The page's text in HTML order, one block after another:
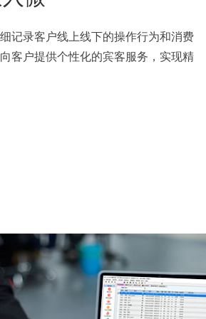
记录客户线上线下的操作行为和消费
客户提供个性化的宾客服务，实现精